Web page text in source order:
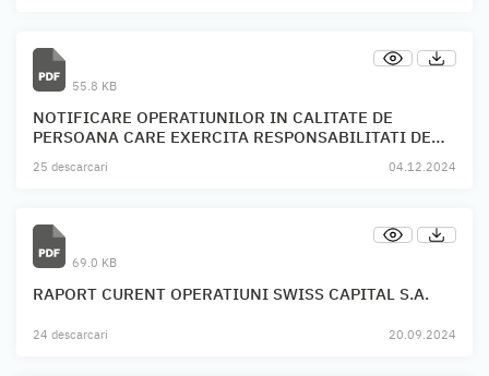
55.8 KB
NOTIFICARE OPERATIUNILOR IN CALITATE DE
PERSOANA CARE EXERCITA RESPONSABILITATI DE
25 descarcari 04.12.2024
69.0 KB
RAPORT CURENT OPERATIUNI SWISS CAPITAL S.A.
24 descarcari 20.09.2024